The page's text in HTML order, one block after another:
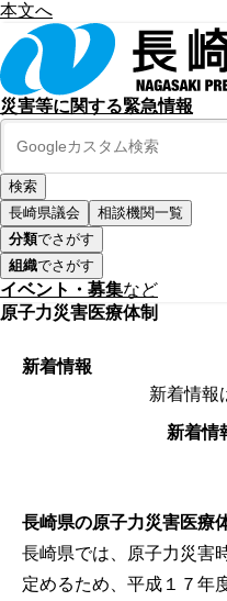
本文へ
災害等に関する緊急情報
長崎県議会
相談機関一覧
分類でさがす
組織でさがす
イベント・募集など
原子力災害医療体制
新着情報
新着情報
新着情
長崎県の原子力災害医療
長崎県では、原子力災害
定めるため、平成１７年